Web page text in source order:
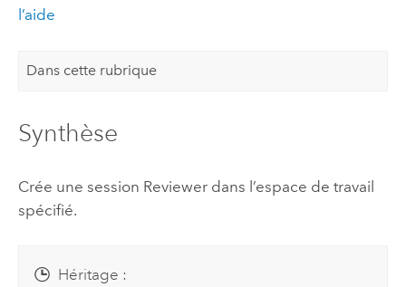
l’aide
Dans cette rubrique
Synthèse
Crée une session Reviewer dans l’espace de travail
spécifié.
Héritage :